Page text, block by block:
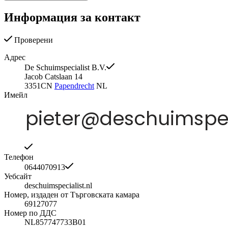
Информация за контакт
Проверени
Адрес
De Schuimspecialist B.V.
Jacob Catslaan 14
3351CN Papendrecht NL
Имейл
Телефон
0644070913
Уебсайт
deschuimspecialist.nl
Номер, издаден от Търговската камара
69127077
Номер по ДДС
NL857747733B01